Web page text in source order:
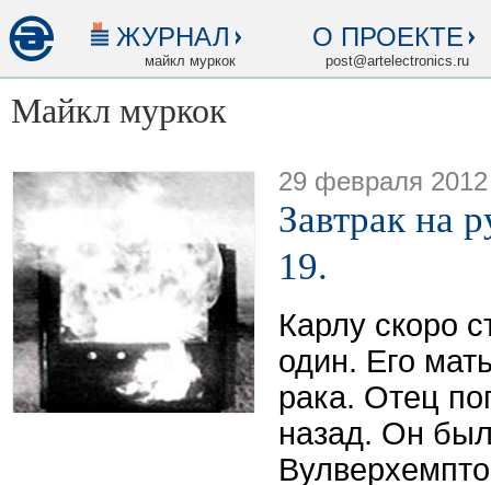
ЖУРНАЛ
майкл муркок
О ПРОЕКТЕ
post@artelectronics.ru
Майкл муркок
29 февраля 2012
Завтрак на
19.
Карлу скоро
один. Его
рака. Отец
назад. Он